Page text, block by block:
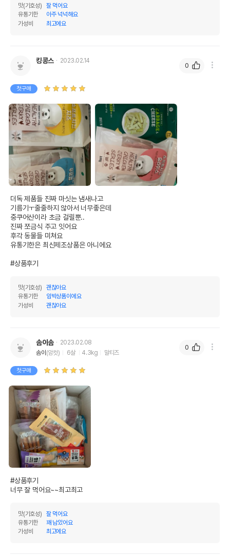
인
오메가3
수분
상세 정보
원료구성 닭가슴살,치즈
포장상태 지퍼백
제품 타입 사사미
권장 연령 6개월 이후
* 브랜드사에서 제공한 정보로 모든 책임은 브랜드사에 있습니다.
상품 필수 정보
법에 의한 인증,허가 등을
받았음을 확인할수 있는
제조자,수입품의 경우
더독
또는 소비자상담 관련
전화번호
유통기한
맛(기호성)
잘 먹어요
유통기한
아주 넉넉해요
가성비
최고에요
킹콩스 2023.02.14
첫구매
더독 제품들 진짜 마싯는 냄새나고
기름기ㅜ줄줄하지 않아서 너무좋은데
중쿠어산이라 초금 걸릴뿐..
진짜 쪼금식 주고 잇어요
후각 동물들 미쳐요
유통기한은 최신제조상품은 아니에요
#상품후기
맛(기호성)
괜찮아요
유통기한
임박상품이에요
가성비
괜찮아요
0
솜이솜
2023.02.08
솜이(암컷) 6살 4.3kg 말티즈
첫구매
#상품후기
너무 잘 먹어요~~최고최고
맛(기호성)
잘 먹어요
유통기한
꽤 남았어요
가성비
최고에요
0